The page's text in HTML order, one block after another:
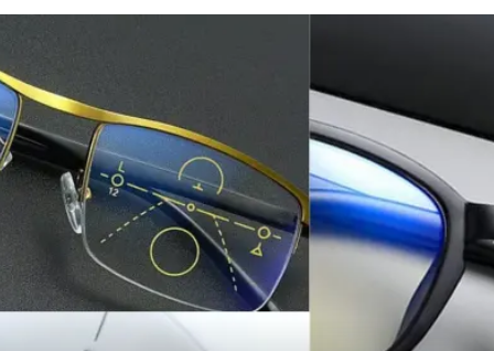
Pet Malzemeleri